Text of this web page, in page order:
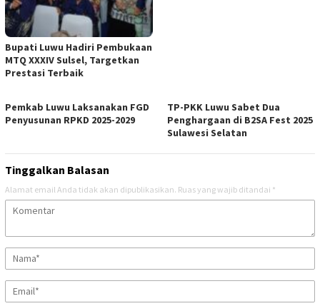
Bupati Luwu Hadiri Pembukaan
MTQ XXXIV Sulsel, Targetkan
Prestasi Terbaik
Pemkab Luwu Laksanakan FGD
Penyusunan RPKD 2025-2029
TP-PKK Luwu Sabet Dua
Penghargaan di B2SA Fest 2025
Sulawesi Selatan
Tinggalkan Balasan
Alamat email Anda tidak akan dipublikasikan. Ruas yang wajib ditandai *